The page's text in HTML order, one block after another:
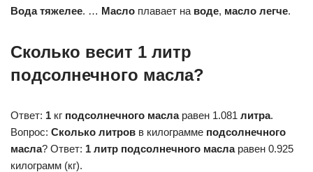
Вода тяжелее. … Масло плавает на воде, масло легче.
Сколько весит 1 литр
подсолнечного масла?
Ответ: 1 кг подсолнечного масларавен 1.081 литра.
Вопрос: Сколько литров в килограмме подсолнечного
масла? Ответ: 1 литр подсолнечного масларавен 0.925
килограмм (кг).